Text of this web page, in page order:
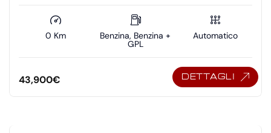
0 Km Benzina, Benzina +
GPL
Automatico
43,900€ DETTAGLI